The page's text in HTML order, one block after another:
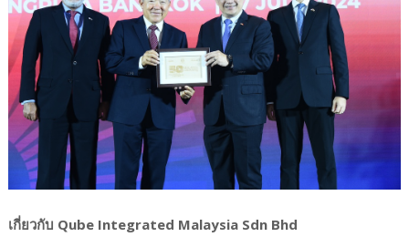
เกี่ยวกับ Qube Integrated Malaysia Sdn Bhd